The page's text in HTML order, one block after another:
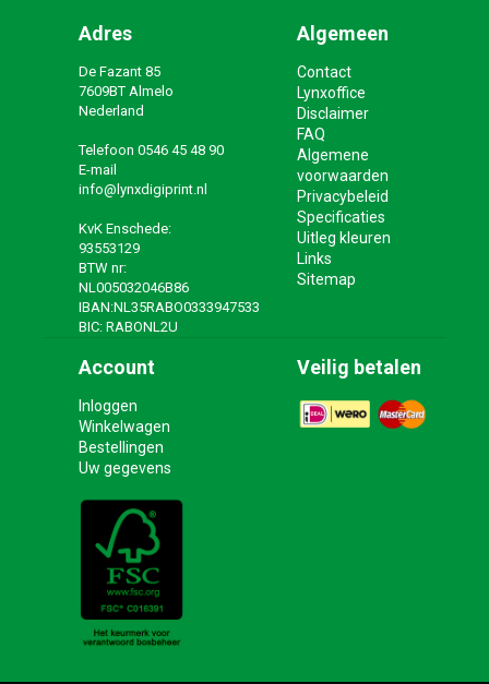
Adres
De Fazant 85
7609BT Almelo
Nederland
Telefoon 0546 45 48 90
E-mail
info@lynxdigiprint.nl
KvK Enschede:
93553129
BTW nr:
NL005032046B86
IBAN:NL35RABO0333947533
BIC: RABONL2U
Algemeen
Contact
Lynxoffice
Disclaimer
FAQ
Algemene
voorwaarden
Privacybeleid
Specificaties
Uitleg kleuren
Links
Sitemap
Account
Inloggen
Winkelwagen
Bestellingen
Uw gegevens
Veilig betalen